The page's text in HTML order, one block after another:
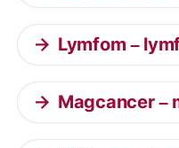
Lymfom –
Magcancer –